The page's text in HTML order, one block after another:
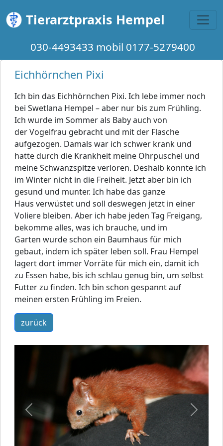
Tierarztpraxis Hempel
030-4493433 mobil 0177-5279400
Eichhörnchen Pixi
Ich bin das Eichhörnchen Pixi. Ich lebe immer noch
bei Swetlana Hempel – aber nur bis zum Frühling.
Ich wurde im Sommer als Baby auch von
der Vogelfrau gebracht und mit der Flasche
aufgezogen. Damals war ich schwer krank und
hatte durch die Krankheit meine Ohrpuschel und
meine Schwanzspitze verloren. Deshalb konnte ich
im Winter nicht in die Freiheit. Jetzt aber bin ich
gesund und munter. Ich habe das ganze
Haus verwüstet und soll deswegen jetzt in einer
Voliere bleiben. Aber ich habe jeden Tag Freigang,
bekomme alles, was ich brauche, und im
Garten wurde schon ein Baumhaus für mich
gebaut, indem ich später leben soll. Frau Hempel
lagert dort immer Vorräte für mich ein, damit ich
zu Essen habe, bis ich schlau genug bin, um selbst
Futter zu finden. Ich bin schon gespannt auf
meinen ersten Frühling im Freien.
zurück
Previous Next